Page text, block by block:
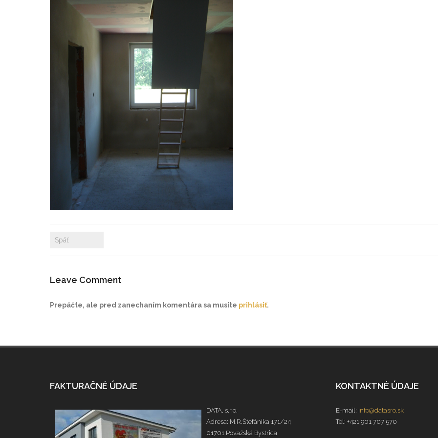
Späť
Leave Comment
Prepáčte, ale pred zanechaním komentára sa musíte prihlásiť.
FAKTURAČNÉ ÚDAJE
DATA, s.r.o.
Adresa: M.R.Štefánika 171/24
01701 Považská Bystrica
KONTAKTNÉ ÚDAJE
E-mail: info@datasro.sk
Tel: +421 901 707 570